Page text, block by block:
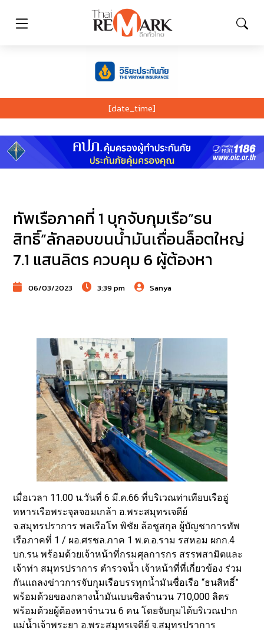
[date_time]
ทัพเรือภาคที่ 1 บุกจับกุมเรือ”ธน
สิทธิ์”ลักลอบขนน้ำมันเถื่อนล็อตใหญ่
7.1 แสนลิตร ควบคุม 6 ผู้ต้องหา
06/03/2023 3:39 pm Sanya
เมื่อเวลา 11.00 น.วันที่ 6 มี.ค.66 ที่บริเวณท่าเทียบเรืออู่
ทหารเรือพระจุลจอมเกล้า อ.พระสมุทรเจดีย์
จ.สมุทรปราการ พลเรือโท พิชัย ล้อชูสกุล ผู้บัญชาการทัพ
เรือภาคที่ 1 / ผอ.ศรชล.ภาค 1 พ.ต.อ.ราม รสหอม ผกก.4
บก.รน พร้อมด้วยเจ้าหน้าที่กรมศุลการกร สรรพสามิตและ
เจ้าท่า สมุทรปราการ ตำรวจน้ำ เจ้าหน้าที่ที่เกี่ยวข้อง ร่วม
กันแถลงข่าวการจับกุมเรือบรรทุกน้ำมันชื่อเรือ “ธนสิทธิ์”
พร้อมด้วยของกลางน้ำมันเบนซิลจำนวน 710,000 ลิตร
พร้อมด้วยผู้ต้องหาจำนวน 6 คน โดยจับกุมได้บริเวณปาก
แม่น้ำเจ้าพระยา อ.พระสมุทรเจดีย์ จ.สมุทรปราการ